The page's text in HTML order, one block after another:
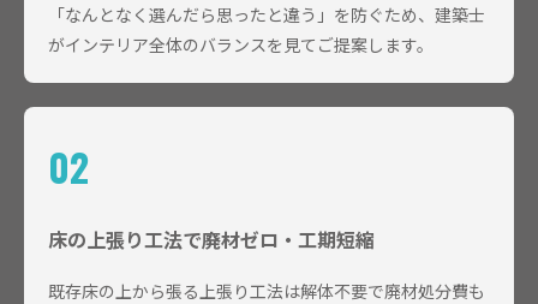
「なんとなく選んだら思ったと違う」を防ぐため、建築士
がインテリア全体のバランスを見てご提案します。
02
床の上張り工法で廃材ゼロ・工期短縮
既存床の上から張る上張り工法は解体不要で廃材処分費も